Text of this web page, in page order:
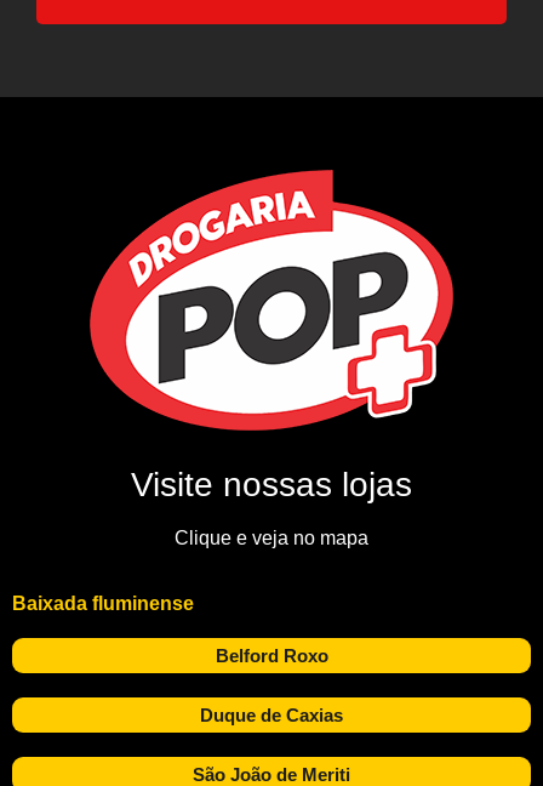
Visite nossas lojas
Clique e veja no mapa
Baixada fluminense
Belford Roxo
Duque de Caxias
São João de Meriti